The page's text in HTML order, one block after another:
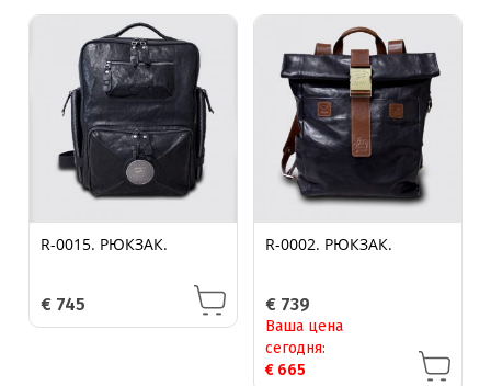
R-0015. РЮКЗАК.
€ 745
R-0002. РЮКЗАК.
€ 739
Ваша цена
сегодня:
€ 665